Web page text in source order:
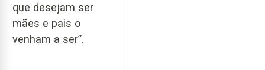
que desejam ser
mães e pais o
venham a ser”.